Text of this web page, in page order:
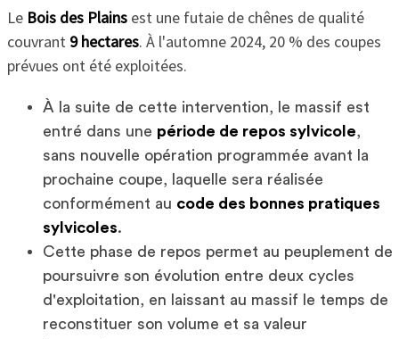
Le Bois des Plainsest une futaie de chênes de qualité
couvrant 9 hectares. À l'automne 2024, 20 % des coupes
prévues ont été exploitées.
À la suite de cette intervention, le massif est
entré dans une période de repos sylvicole,
sans nouvelle opération programmée avant la
prochaine coupe, laquelle sera réalisée
conformément au code des bonnes pratiques
sylvicoles.
Cette phase de repos permet au peuplement de
poursuivre son évolution entre deux cycles
d'exploitation, en laissant au massif le temps de
reconstituer son volume et sa valeur